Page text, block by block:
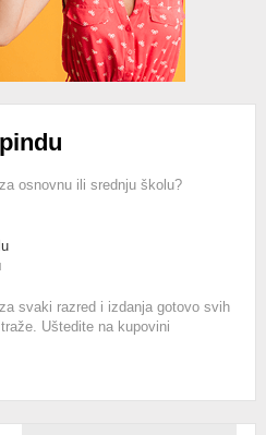
osnovnu ili srednju školu?
svaki razred i izdanja gotovo svih
Uštedite na kupovini